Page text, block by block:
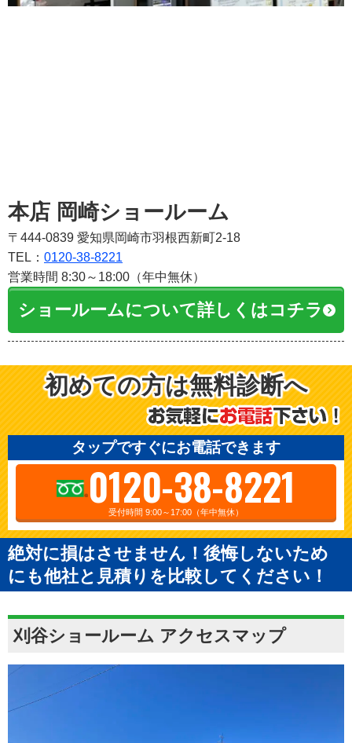
本店 岡崎ショールーム
〒444-0839 愛知県岡崎市羽根西新町2-18
TEL： 0120-38-8221
営業時間 8:30～18:00（年中無休）
ショールームについて詳しくはコチラ
初めての方は無料診断へ
タップですぐにお電話できます
0120-38-8221
受付時間 9:00～17:00（年中無休）
絶対に損はさせません！後悔しないため
にも他社と見積りを比較してください！
刈谷ショールーム アクセスマップ